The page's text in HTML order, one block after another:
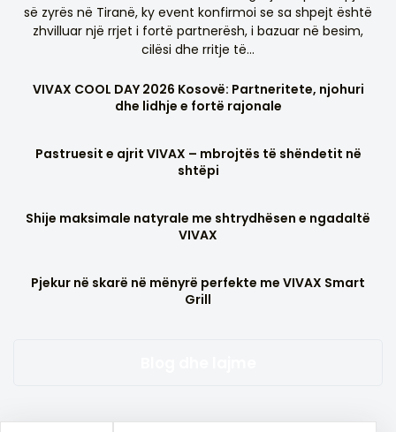
së zyrës në Tiranë, ky event konfirmoi se sa shpejt është
zhvilluar një rrjet i fortë partnerësh, i bazuar në besim,
cilësi dhe rritje të…
VIVAX COOL DAY 2026 Kosovë: Partneritete, njohuri
dhe lidhje e fortë rajonale
Pastruesit e ajrit VIVAX – mbrojtës të shëndetit në
shtëpi
Shije maksimale natyrale me shtrydhësen e ngadaltë
VIVAX
Pjekur në skarë në mënyrë perfekte me VIVAX Smart
Grill